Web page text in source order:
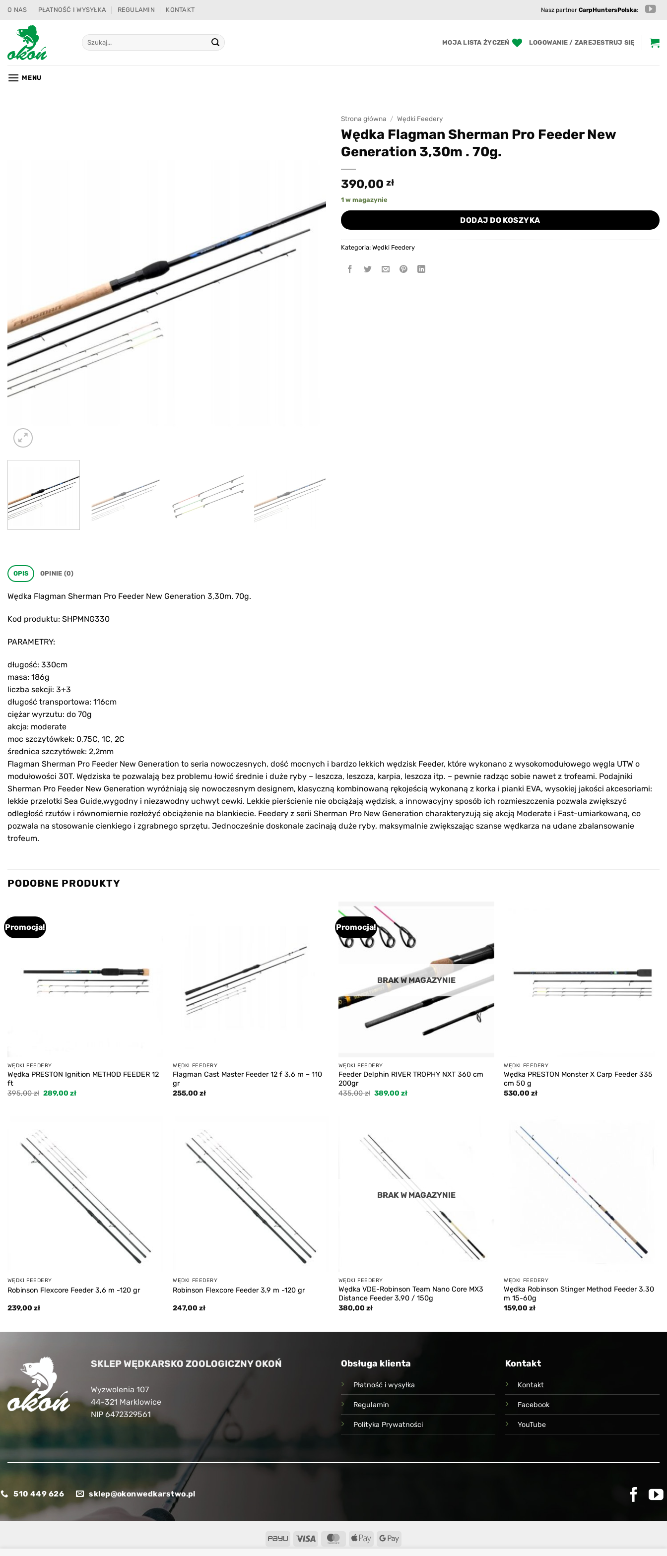
Przewiń
zawartości
O NAS PŁATNOŚĆ I WYSYŁKA REGULAMIN KONTAKT Nasz partner CarpHuntersPolska:
Szukaj:
MOJA LISTA ŻYCZEŃ LOGOWANIE / ZAREJESTRUJ SIĘ
MENU
Strona główna / Wędki Feedery
Wędka Flagman Sherman Pro Feeder New
Generation 3,30m . 70g.
390,00 zł
1 w magazynie
DODAJ DO KOSZYKA
Kategoria: Wędki Feedery
OPIS OPINIE (0)
Wędka Flagman Sherman Pro Feeder New Generation 3,30m. 70g.
Kod produktu: SHPMNG330
PARAMETRY:
długość: 330cm
masa: 186g
liczba sekcji: 3+3
długość transportowa: 116cm
ciężar wyrzutu: do 70g
akcja: moderate
moc szczytówkek: 0,75C, 1C, 2C
średnica szczytówek: 2,2mm
Flagman Sherman Pro Feeder New Generation to seria nowoczesnych, dość mocnych i bardzo lekkich wędzisk Feeder, które wykonano z wysokomodułowego węgla UTW o
modułowości 30T. Wędziska te pozwalają bez problemu łowić średnie i duże ryby – leszcza, leszcza, karpia, leszcza itp. – pewnie radząc sobie nawet z trofeami. Podajniki
Sherman Pro Feeder New Generation wyróżniają się nowoczesnym designem, klasyczną kombinowaną rękojeścią wykonaną z korka i pianki EVA, wysokiej jakości akcesoriami:
lekkie przelotki Sea Guide,wygodny i niezawodny uchwyt cewki. Lekkie pierścienie nie obciążają wędzisk, a innowacyjny sposób ich rozmieszczenia pozwala zwiększyć
odległość rzutów i równomiernie rozłożyć obciążenie na blankiecie. Feedery z serii Sherman Pro New Generation charakteryzują się akcją Moderate i Fast-umiarkowaną, co
pozwala na stosowanie cienkiego i zgrabnego sprzętu. Jednocześnie doskonale zacinają duże ryby, maksymalnie zwiększając szanse wędkarza na udane zbalansowanie
trofeum.
PODOBNE PRODUKTY
Promocja!
WĘDKI FEEDERY
Wędka PRESTON Ignition METHOD FEEDER 12
ft
395,00zł Pierwotna
289,00złAktualna
WĘDKI FEEDERY
Flagman Cast Master Feeder 12 f 3,6 m – 110
gr
255,00zł
Promocja!
BRAK W MAGAZYNIE
WĘDKI FEEDERY
Feeder Delphin RIVER TROPHY NXT 360 cm
200gr
435,00zł Pierwotna
389,00złAktualna
WĘDKI FEEDERY
Wędka PRESTON Monster X Carp Feeder 335
cm 50 g
530,00zł
WĘDKI FEEDERY
Robinson Flexcore Feeder 3,6 m -120 gr
239,00 zł
WĘDKI FEEDERY
Robinson Flexcore Feeder 3,9 m -120 gr
247,00zł
BRAK W MAGAZYNIE
WĘDKI FEEDERY
Wędka VDE-Robinson Team Nano Core MX3
Distance Feeder 3,90 / 150g
380,00 zł
WĘDKI FEEDERY
Wędka Robinson Stinger Method Feeder 3,30
m 15-60g
159,00zł
SKLEP WĘDKARSKO ZOOLOGICZNY OKOŃ
Wyzwolenia 107
44-321 Marklowice
NIP 6472329561
Obsługa klienta
Płatność i wysyłka
Regulamin
Polityka Prywatności
Kontakt
Kontakt
Facebook
YouTube
510 449 626 sklep@okonwedkarstwo.pl
PayU Visa MasterCardApple
Pay
Google
Pay